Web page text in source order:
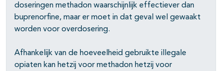
doseringen methadon waarschijnlijk effectiever dan
buprenorfine, maar er moet in dat geval wel gewaakt
worden voor overdosering.
Afhankelijk van de hoeveelheid gebruikte illegale
opiaten kan hetzij voor methadon hetzij voor